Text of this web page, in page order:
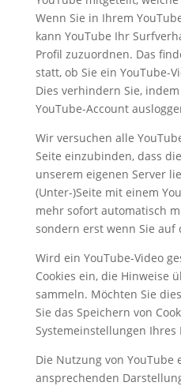
Wenn Sie in Ihrem
kann YouTube Ihr
Profil zuzuordnen. Das
statt, ob Sie ein YouTube-
Dies verhindern Sie,
YouTube-Account
Wir versuchen alle
Seite einzubinden, dass
unserem eigenen Server
(Unter-)Seite mit einem
mehr sofort automatisch
sondern erst wenn Sie auf
Wird ein YouTube-Video
Cookies ein, die Hinweise
sammeln. Möchten Sie
Sie das Speichern von
Systemeinstellungen Ihres
Die Nutzung von
ansprechenden